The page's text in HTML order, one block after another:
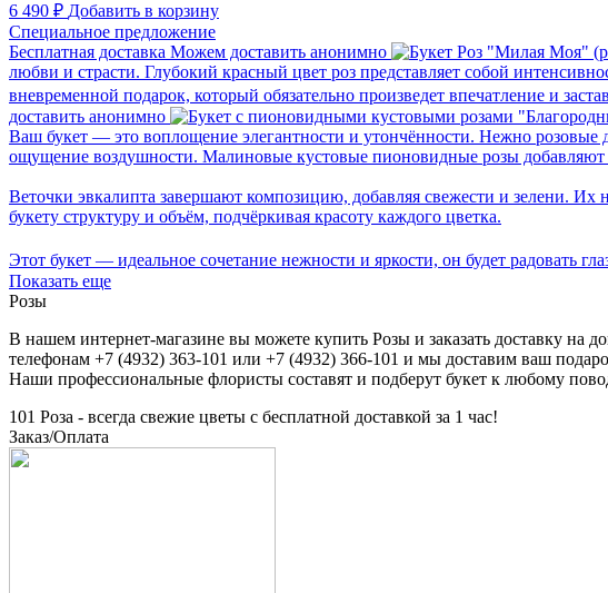
6 490 ₽ Добавить в корзину
Cпециальное предложение
Бесплатная доставка Можем доставить анонимно
любви и страсти. Глубокий красный цвет роз представляет собой
вневременной подарок, который обязательно произведет впечатление и
доставить анонимно
Ваш букет — это воплощение элегантности и утончённости. Нежно розовые
ощущение воздушности. Малиновые кустовые пионовидные розы
Веточки эвкалипта завершают композицию, добавляя свежести и зелени.
букету структуру и объём, подчёркивая красоту каждого цветка.
Этот букет — идеальное сочетание нежности и яркости, он будет радовать
Показать еще
Розы
В нашем интернет-магазине вы можете купить Розы и заказать доставку на
телефонам +7 (4932) 363-101 или +7 (4932) 366-101 и мы доставим ваш
Наши профессиональные флористы составят и подберут букет к любому
101 Роза - всегда свежие цветы с бесплатной доставкой за 1 час!
Заказ/Оплата